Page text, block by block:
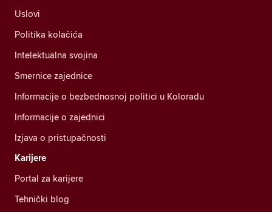
Uslovi
Politika kolačića
Intelektualna svojina
Smernice zajednice
Informacije o bezbednosnoj politici u Koloradu
Informacije o zajednici
Izjava o pristupačnosti
Karijere
Portal za karijere
Tehnički blog